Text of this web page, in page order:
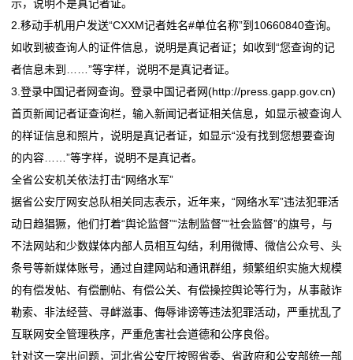
示，说明不是真记者证。
2.移动手机用户发送“CXXM记者姓名#单位名称”到10660840查询。
如收到被查询人的证件信息，说明是真记者证；如收到“您查询的记
者信息未到……”等字样，说明不是真记者证。
3.登录中国记者网查询。登录中国记者网(http://press.gapp.gov.cn)
首页新闻记者证查询栏，输入新闻记者证相关信息，如显示被查询人
的样证信息和照片，说明是真记者证，如显示“没有找到您想要查询
的内容……”等字样，说明不是真记者。
全省公安机关依法打击“网络水军”
据省公安厅网安总队相关同志表示，近年来，“网络水军”违法犯罪活
动日趋猖獗，他们打着“舆论监督”“法制监督”“社会监督”的旗号，与
不法网站和少数媒体内部人员相互勾结，利用微博、微信公众号、头
条号等新媒体账号，通过自建网站和通讯群组，频繁组织实施大规模
的有偿发帖、有偿删帖、有偿公关、有偿操控舆论等行为，从事敲诈
勒索、非法经营、寻衅滋事、侮辱诽谤等违法犯罪活动，严重扰乱了
互联网安全管理秩序，严重危害社会道德和公序良俗。
针对这一突出问题，河北省公安厅按照省委、省政府和公安部统一部